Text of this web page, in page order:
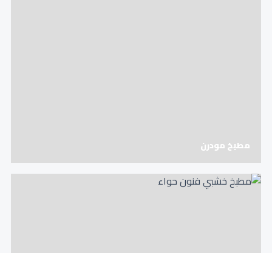
مطبخ مودرن